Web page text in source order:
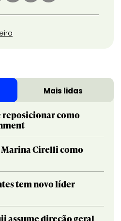
Mais lidas
reposicionar como
Cirelli como
tem novo líder
assume direção geral